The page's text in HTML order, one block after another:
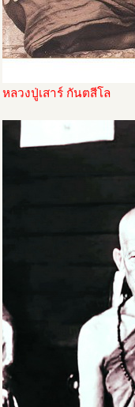
หลวงปู่เสาร์ กันตสีโล